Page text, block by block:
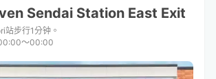
Sendai Station East Exit
步行1分钟。
〜00:00